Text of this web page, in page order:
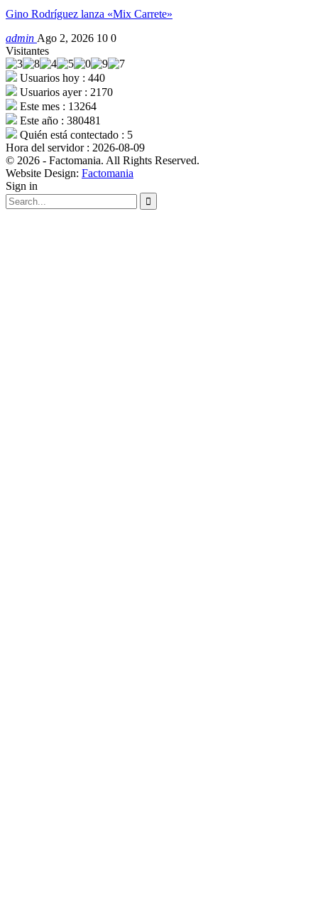
Gino Rodríguez lanza «Mix Carrete»
admin Ago 2, 2026 10 0
Visitantes
Usuarios hoy : 440
Usuarios ayer : 2170
Este mes : 13264
Este año : 380481
Quién está contectado : 5
Hora del servidor : 2026-08-09
© 2026 - Factomania. All Rights Reserved.
Website Design: Factomania
Sign in